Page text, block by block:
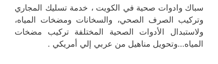
سباك وادوات صحية في الكويت ، خدمة تسليك المجاري
وتركيب الصرف الصحي، والسخانات ومضخات المياه،
ولاستبدال الأدوات الصحية المختلفة تركيب مضخات
المياه…وتحويل مناهيل من عربي إلي أمريكي .